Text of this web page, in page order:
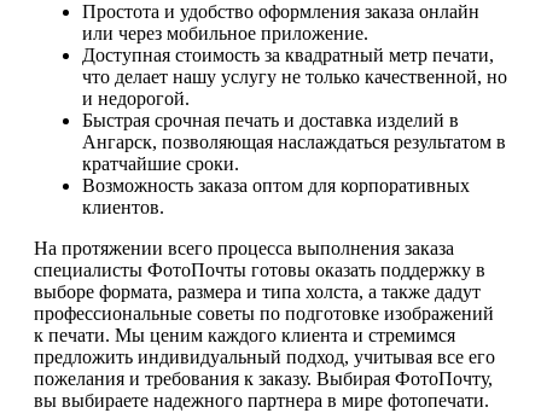
Простота и удобство оформления заказа онлайн
или через мобильное приложение.
Доступная стоимость за квадратный метр печати,
что делает нашу услугу не только качественной, но
и недорогой.
Быстрая срочная печать и доставка изделий в
Ангарск, позволяющая наслаждаться результатом в
кратчайшие сроки.
Возможность заказа оптом для корпоративных
клиентов.
На протяжении всего процесса выполнения заказа
специалисты ФотоПочты готовы оказать поддержку в
выборе формата, размера и типа холста, а также дадут
профессиональные советы по подготовке изображений
к печати. Мы ценим каждого клиента и стремимся
предложить индивидуальный подход, учитывая все его
пожелания и требования к заказу. Выбирая ФотоПочту,
вы выбираете надежного партнера в мире фотопечати.